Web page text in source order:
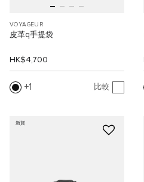
VOYAGEUR
皮革q手提袋
HK$4,700
1 比較
新貨